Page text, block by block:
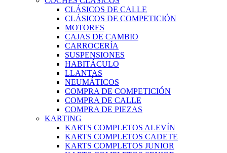
CLÁSICOS DE CALLE
CLÁSICOS DE COMPETICIÓN
MOTORES
CAJAS DE CAMBIO
CARROCERÍA
SUSPENSIONES
HABITÁCULO
LLANTAS
NEUMÁTICOS
COMPRA DE COMPETICIÓN
COMPRA DE CALLE
COMPRA DE PIEZAS
KARTING
KARTS COMPLETOS ALEVÍN
KARTS COMPLETOS CADETE
KARTS COMPLETOS JUNIOR